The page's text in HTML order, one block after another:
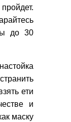
до 30
ети
и
маску